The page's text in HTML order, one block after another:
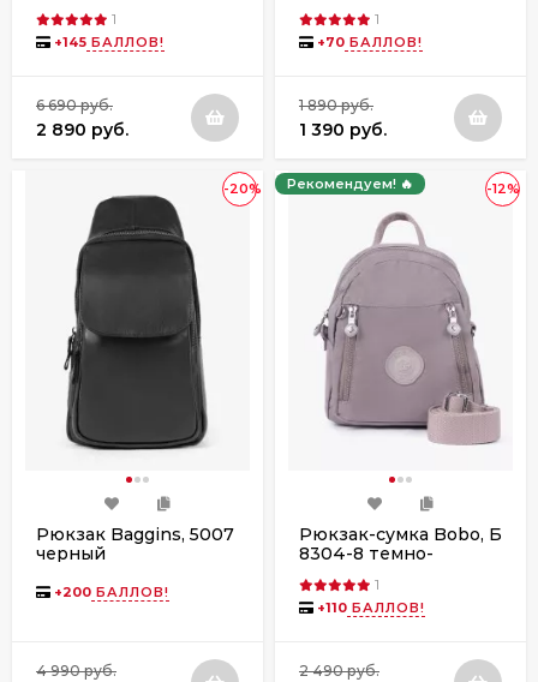
1
+145 БАЛЛОВ!
6 690 руб.
2 890 руб.
1
+70 БАЛЛОВ!
1 890 руб.
1 390 руб.
-20%
Рюкзак Baggins, 5007
черный
+200 БАЛЛОВ!
4 990 руб.
-12%
Рекомендуем! 🔥
Рюкзак-сумка Bobo, Б
8304-8 темно-
1
+110 БАЛЛОВ!
2 490 руб.